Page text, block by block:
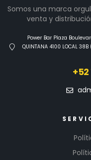
Somos una marca
venta y
Power Bar Plaza
QUINTANA 4100 LOCAL
+52